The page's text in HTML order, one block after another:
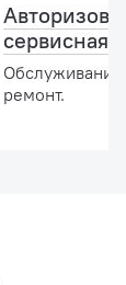
сервисная
ремонт.